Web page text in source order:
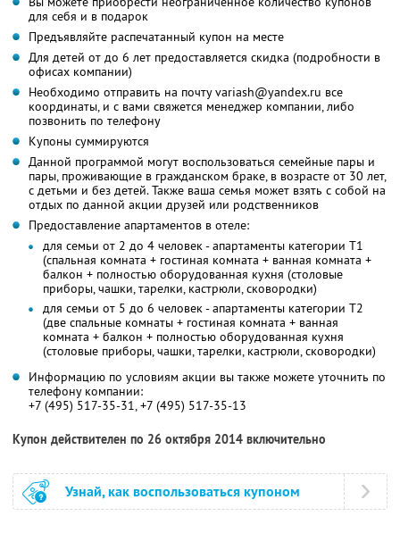
для себя и в подарок
Предъявляйте распечатанный купон на месте
Для детей от до 6 лет предоставляется скидка (подробности в
офисах компании)
Необходимо отправить на почту variash@yandex.ru все
координаты, и с вами свяжется менеджер компании, либо
позвонить по телефону
Купоны суммируются
Данной программой могут воспользоваться семейные пары и
пары, проживающие в гражданском браке, в возрасте от 30 лет,
с детьми и без детей. Также ваша семья может взять с собой на
отдых по данной акции друзей или родственников
Предоставление апартаментов в отеле:
для семьи от 2 до 4 человек - апартаменты категории Т1
(спальная комната + гостиная комната + ванная комната +
балкон + полностью оборудованная кухня (столовые
приборы, чашки, тарелки, кастрюли, сковородки)
для семьи от 5 до 6 человек - апартаменты категории Т2
(две спальные комнаты + гостиная комната + ванная
комната + балкон + полностью оборудованная кухня
(столовые приборы, чашки, тарелки, кастрюли, сковородки)
Информацию по условиям акции вы также можете уточнить по
телефону компании:
+7 (495) 517-35-31, +7 (495) 517-35-13
Купон действителен по 26 октября 2014 включительно
Узнай, как воспользоваться купоном